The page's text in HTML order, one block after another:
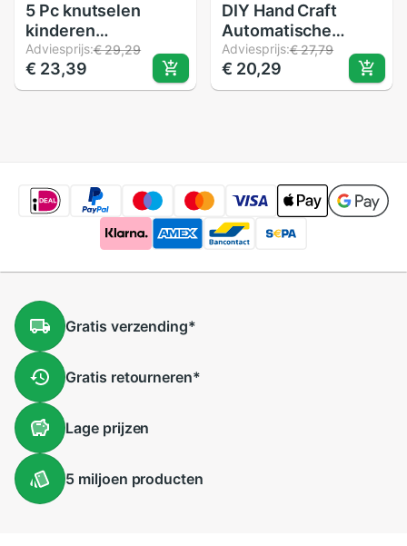
5 Pc knutselen
kinderen
Ambachten Kids
Kinderspeelgoed
Diamant Sticker
Kinderen
Speelgoed Voor
Meisjes Speelgoed
Voor kinderen 04
Adviesprijs:€ 29,29
€ 23,39
DIY Hand Craft
Automatische
Bubble Machine
Blower Maker
Speelgoed
Speelgoed Set
Adviesprijs:€ 27,79
€ 20,29
Gratis verzending*
Gratis retourneren*
Lageprijzen
5 miljoen producten